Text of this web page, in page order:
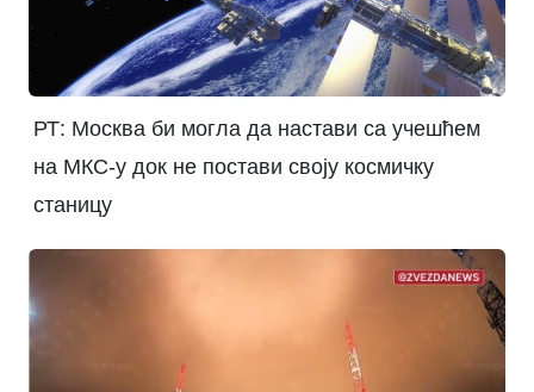
РТ: Москва би могла да настави са учешћем
на МКС-у док не постави своју космичку
станицу